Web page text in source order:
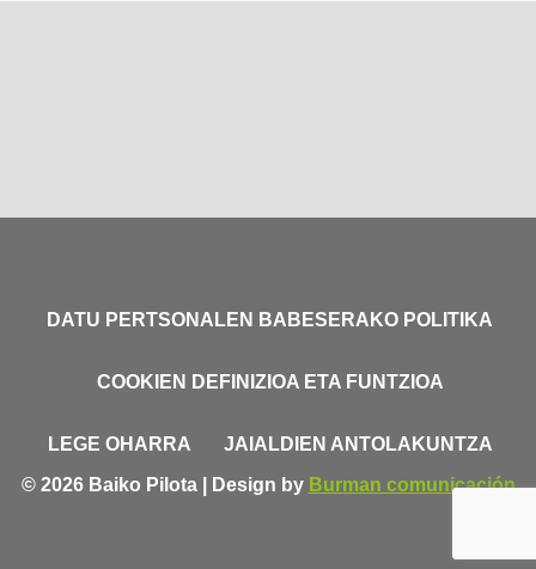
DATU PERTSONALEN BABESERAKO POLITIKA
COOKIEN DEFINIZIOA ETA FUNTZIOA
LEGE OHARRA
JAIALDIEN ANTOLAKUNTZA
© 2026 Baiko Pilota | Design by Burman comunicación